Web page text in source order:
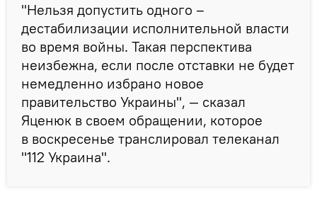
"Нельзя допустить одного –
дестабилизации исполнительной власти
во время войны. Такая перспектива
неизбежна, если после отставки не будет
немедленно избрано новое
правительство Украины", — сказал
Яценюк в своем обращении, которое
в воскресенье транслировал телеканал
"112 Украина".